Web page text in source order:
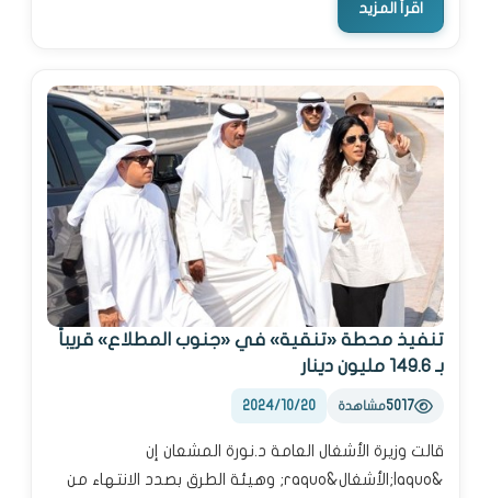
اقرأ المزيد
تنفيذ محطة «تنقية» في «جنوب المطلاع» قريباً
بـ 149.6 مليون دينار
5017مشاهدة 2024/10/20
قالت وزيرة الأشغال العامة د.نورة المشعان إن
&laquo;الأشغال&raquo; وهيئة الطرق بصدد الانتهاء من